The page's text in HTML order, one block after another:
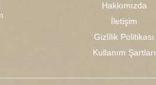
Hakkımızda
İletişim
Gizlilik Politikası
Kullanım Şartları